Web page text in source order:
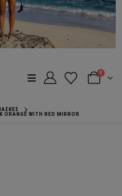
0
ORANGE WITH RED MIRROR